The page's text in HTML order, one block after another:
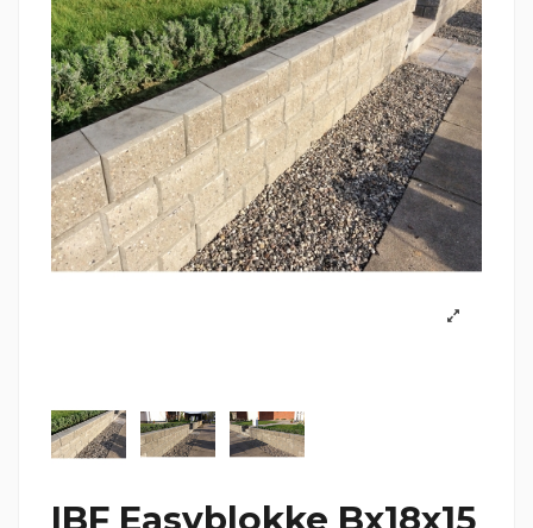
IBF Easyblokke Bx18x15